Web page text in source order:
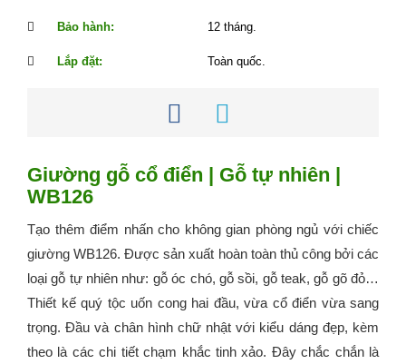
Bảo hành: 12 tháng.
Lắp đặt: Toàn quốc.
Giường gỗ cổ điển | Gỗ tự nhiên |
WB126
Tạo thêm điểm nhấn cho không gian phòng ngủ với chiếc
giường WB126. Được sản xuất hoàn toàn thủ công bởi các
loại gỗ tự nhiên như: gỗ óc chó, gỗ sồi, gỗ teak, gỗ gõ đỏ…
Thiết kế quý tộc uốn cong hai đầu, vừa cổ điển vừa sang
trọng. Đầu và chân hình chữ nhật với kiểu dáng đẹp, kèm
theo là các chi tiết chạm khắc tinh xảo. Đây chắc chắn là